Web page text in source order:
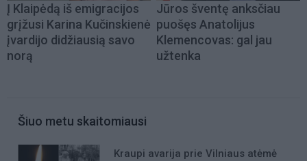
Į Klaipėdą iš emigracijos
grįžusi Karina Kučinskienė
įvardijo didžiausią savo
norą
Jūros šventę anksčiau
puošęs Anatolijus
Klemencovas: gal jau
užtenka
Šiuo metu skaitomiausi
Kraupi avarija prie Vilniaus atėmė